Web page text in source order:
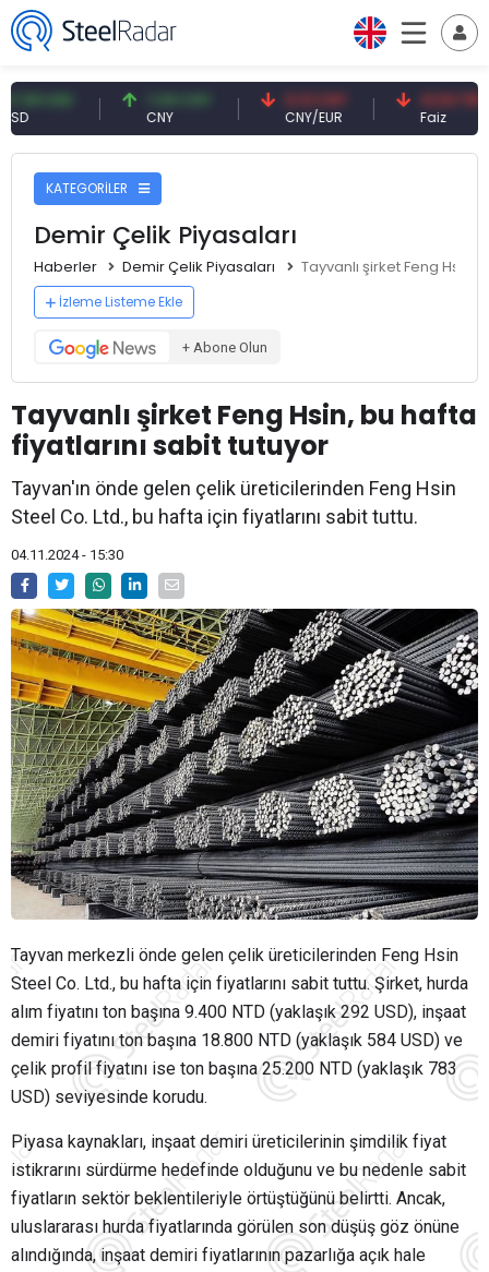
7,09 CNY 0,13 CNY
CNY/EUR
41,53 TRY
KATEGORİLER
Demir Çelik Piyasaları
Haberler Demir Çelik Piyasaları Tayvanlı şirket Feng Hsin,
İzleme Listeme Ekle
+ Abone Olun
Tayvanlı şirket Feng Hsin, bu hafta
fiyatlarını sabit tutuyor
Tayvan'ın önde gelen çelik üreticilerinden Feng Hsin
Steel Co. Ltd., bu hafta için fiyatlarını sabit tuttu.
04.11.2024 - 15:30
Tayvan merkezli önde gelen çelik üreticilerinden Feng Hsin
Steel Co. Ltd., bu hafta için fiyatlarını sabit tuttu. Şirket, hurda
alım fiyatını ton başına 9.400 NTD (yaklaşık 292 USD), inşaat
demiri fiyatını ton başına 18.800 NTD (yaklaşık 584 USD) ve
çelik profil fiyatını ise ton başına 25.200 NTD (yaklaşık 783
USD) seviyesinde korudu.
Piyasa kaynakları, inşaat demiri üreticilerinin şimdilik fiyat
istikrarını sürdürme hedefinde olduğunu ve bu nedenle sabit
fiyatların sektör beklentileriyle örtüştüğünü belirtti. Ancak,
uluslararası hurda fiyatlarında görülen son düşüş göz önüne
alındığında, inşaat demiri fiyatlarının pazarlığa açık hale